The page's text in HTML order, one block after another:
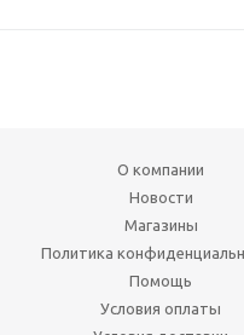
О компании
Новости
Магазины
Политика
Помощь
Условия оплаты